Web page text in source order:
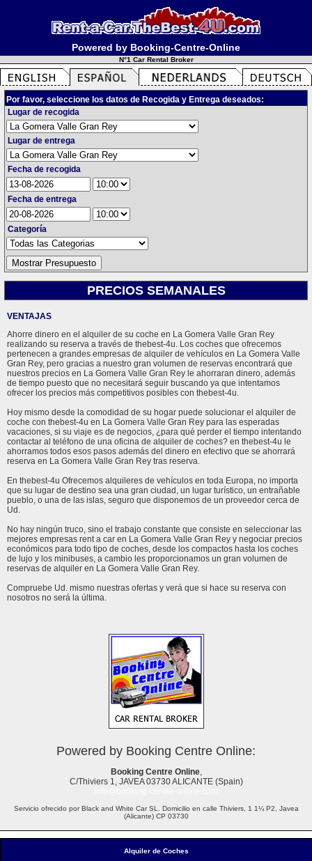
Powered by Booking-Centre-Online
N°1 Car Rental Broker
Alquiler de Coches
Por favor, seleccione los datos de Recogida y Entrega deseados:
Lugar de recogida
Lugar de entrega
Fecha de recogida
Fecha de entrega
Categoría
PRECIOS SEMANALES
VENTAJAS
Ahorre dinero en el alquiler de su coche en La Gomera Valle Gran Rey
realizando su reserva a través de thebest-4u. Los coches que ofrecemos
pertenecen a grandes empresas de alquiler de vehículos en La Gomera Valle
Gran Rey, pero gracias a nuestro gran volumen de reservas encontrará que
nuestros precios en La Gomera Valle Gran Rey le ahorraran dinero, además
de tiempo puesto que no necesitará seguir buscando ya que intentamos
ofrecer los precios más competitivos posibles con thebest-4u.
Hoy mismo desde la comodidad de su hogar puede solucionar el alquiler de
coche con thebest-4u en La Gomera Valle Gran Rey para las esperadas
vacaciones, si su viaje es de negocios, ¿para qué perder el tiempo intentando
contactar al teléfono de una oficina de alquiler de coches? en thebest-4u le
ahorramos todos esos pasos además del dinero en efectivo que se ahorrará
reserva en La Gomera Valle Gran Rey tras reserva.
En thebest-4u Ofrecemos alquileres de vehículos en toda Europa, no importa
que su lugar de destino sea una gran ciudad, un lugar turístico, un entrañable
pueblo, o una de las islas, seguro que disponemos de un proveedor cerca de
Ud.
No hay ningún truco, sino el trabajo constante que consiste en seleccionar las
mejores empresas rent a car en La Gomera Valle Gran Rey y negociar precios
económicos para todo tipo de coches, desde los compactos hasta los coches
de lujo y los minibuses, a cambio les proporcionamos un gran volumen de
reservas de alquiler en La Gomera Valle Gran Rey.
Compruebe Ud. mismo nuestras ofertas y verá que si hace su reserva con
nosotros no será la última.
Powered by Booking Centre Online:
Booking Centre Online,
C/Thiviers 1, JAVEA 03730 ALICANTE (Spain)
Servicio ofrecido por Black and White Car SL. Domicilio en calle Thiviers, 1 1¼ P2, Javea
(Alicante) CP 03730